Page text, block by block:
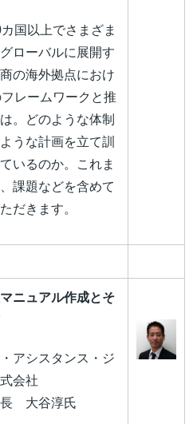
国以上でさまざま
ローバルに展開す
の海外拠点におけ
レームワークと推
。どのような体制
うな計画を立て訓
いるのか。これま
課題などを含めて
だきます。
ニュアル作成とそ
アシスタンス・ジ
式会社
大谷淳氏